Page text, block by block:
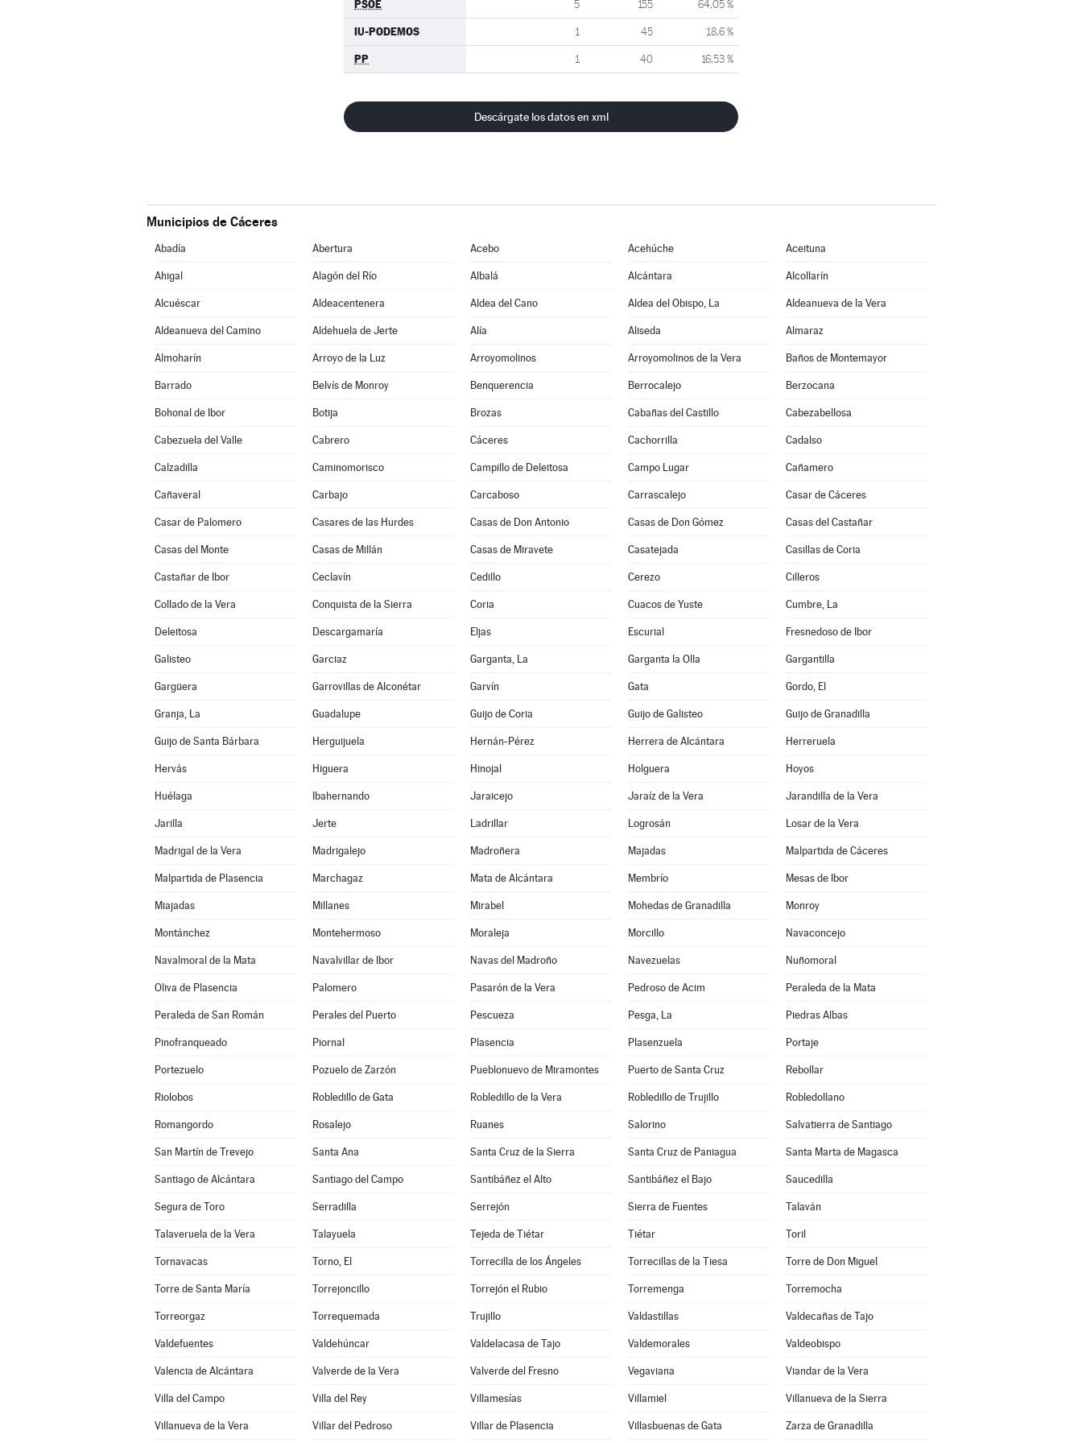
PSOE 5 155 64,05 %
IU-PODEMOS 1 45 18,6 %
PP 1 40 16,53 %
Descárgate los datos en xml
Municipios de Cáceres
Abadía Abertura Acebo Acehúche Aceituna
Ahigal Alagón del Río Albalá Alcántara Alcollarín
Alcuéscar Aldeacentenera Aldea del Cano Aldea del Obispo, La Aldeanueva de la Vera
Aldeanueva del Camino Aldehuela de Jerte Alía Aliseda Almaraz
Almoharín Arroyo de la Luz Arroyomolinos Arroyomolinos de la Vera Baños de Montemayor
Barrado Belvís de Monroy Benquerencia Berrocalejo Berzocana
Bohonal de Ibor Botija Brozas Cabañas del Castillo Cabezabellosa
Cabezuela del Valle Cabrero Cáceres Cachorrilla Cadalso
Calzadilla Caminomorisco Campillo de Deleitosa Campo Lugar Cañamero
Cañaveral Carbajo Carcaboso Carrascalejo Casar de Cáceres
Casar de Palomero Casares de las Hurdes Casas de Don Antonio Casas de Don Gómez Casas del Castañar
Casas del Monte Casas de Millán Casas de Miravete Casatejada Casillas de Coria
Castañar de Ibor Ceclavín Cedillo Cerezo Cilleros
Collado de la Vera Conquista de la Sierra Coria Cuacos de Yuste Cumbre, La
Deleitosa Descargamaría Eljas Escurial Fresnedoso de Ibor
Galisteo Garciaz Garganta, La Garganta la Olla Gargantilla
Gargüera Garrovillas de Alconétar Garvín Gata Gordo, El
Granja, La Guadalupe Guijo de Coria Guijo de Galisteo Guijo de Granadilla
Guijo de Santa Bárbara Herguijuela Hernán-Pérez Herrera de Alcántara Herreruela
Hervás Higuera Hinojal Holguera Hoyos
Huélaga Ibahernando Jaraicejo Jaraíz de la Vera Jarandilla de la Vera
Jarilla Jerte Ladrillar Logrosán Losar de la Vera
Madrigal de la Vera Madrigalejo Madroñera Majadas Malpartida de Cáceres
Malpartida de Plasencia Marchagaz Mata de Alcántara Membrío Mesas de Ibor
Miajadas Millanes Mirabel Mohedas de Granadilla Monroy
Montánchez Montehermoso Moraleja Morcillo Navaconcejo
Navalmoral de la Mata Navalvillar de Ibor Navas del Madroño Navezuelas Nuñomoral
Oliva de Plasencia Palomero Pasarón de la Vera Pedroso de Acim Peraleda de la Mata
Peraleda de San Román Perales del Puerto Pescueza Pesga, La Piedras Albas
Pinofranqueado Piornal Plasencia Plasenzuela Portaje
Portezuelo Pozuelo de Zarzón Pueblonuevo de Miramontes Puerto de Santa Cruz Rebollar
Riolobos Robledillo de Gata Robledillo de la Vera Robledillo de Trujillo Robledollano
Romangordo Rosalejo Ruanes Salorino Salvatierra de Santiago
San Martín de Trevejo Santa Ana Santa Cruz de la Sierra Santa Cruz de Paniagua Santa Marta de Magasca
Santiago de Alcántara Santiago del Campo Santibáñez el Alto Santibáñez el Bajo Saucedilla
Segura de Toro Serradilla Serrejón Sierra de Fuentes Talaván
Talaveruela de la Vera Talayuela Tejeda de Tiétar Tiétar Toril
Tornavacas Torno, El Torrecilla de los Ángeles Torrecillas de la Tiesa Torre de Don Miguel
Torre de Santa María Torrejoncillo Torrejón el Rubio Torremenga Torremocha
Torreorgaz Torrequemada Trujillo Valdastillas Valdecañas de Tajo
Valdefuentes Valdehúncar Valdelacasa de Tajo Valdemorales Valdeobispo
Valencia de Alcántara Valverde de la Vera Valverde del Fresno Vegaviana Viandar de la Vera
Villa del Campo Villa del Rey Villamesías Villamiel Villanueva de la Sierra
Villanueva de la Vera Villar del Pedroso Villar de Plasencia Villasbuenas de Gata Zarza de Granadilla